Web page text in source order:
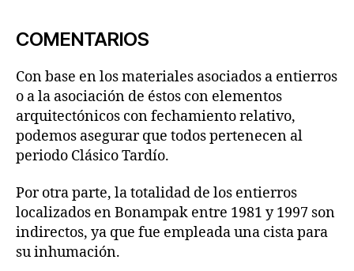
COMENTARIOS
Con base en los materiales asociados a entierros
o a la asociación de éstos con elementos
arquitectónicos con fechamiento relativo,
podemos asegurar que todos pertenecen al
periodo Clásico Tardío.
Por otra parte, la totalidad de los entierros
localizados en Bonampak entre 1981 y 1997 son
indirectos, ya que fue empleada una cista para
su inhumación.